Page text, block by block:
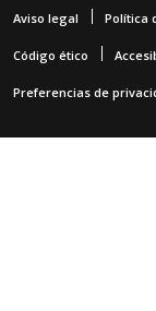
Aviso legal Política
Código ético
Preferencias de